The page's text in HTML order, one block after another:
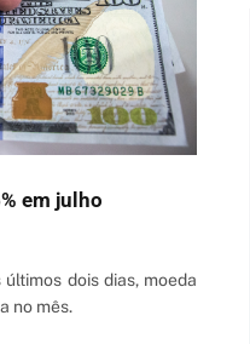
em julho
dois dias, moeda
no mês.